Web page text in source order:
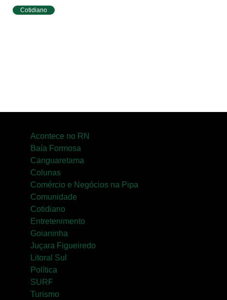
Cotidiano
Acontece no RN
Baía Formosa
Canguaretama
Colunas
Comércio e Negócios na Pipa
Comunidade
Cotidiano
Entretenimento
Goianinha
Juçara Figueiredo
Litoral Sul
Política
SURF
Turismo